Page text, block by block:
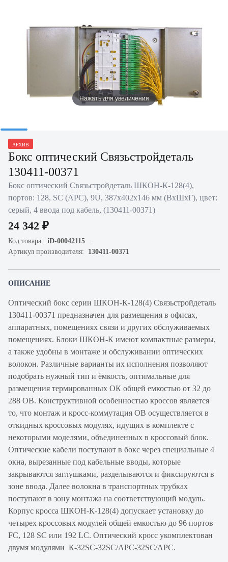
Нажать для увеличения
АРХИВ
Бокс оптический Связьстройдеталь
130411-00371
Бокс оптический Связьстройдеталь ШКОН-К-128(4),
портов: 128, SC (APC), 9U, 387х402х146 мм (ВхШхГ), цвет:
серый, 4 ввода под кабель, (130411-00371)
24 342 ₽
Код товара: iD-00042115
Артикул производителя: 130411-00371
ОПИСАНИЕ
Оптический бокс серии ШКОН-К-128(4) Связьстройдеталь
130411-00371 предназначен для размещения в офисах,
аппаратных, помещениях связи и других обслуживаемых
помещениях. Блоки ШКОН-К имеют компактные размеры,
а также удобны в монтаже и обслуживании оптических
волокон. Различные варианты их исполнения позволяют
подобрать нужный тип и ёмкость, оптимальные для
размещения термированных ОК общей емкостью от 32 до
288 ОВ. Конструктивной особенностью кроссов является
то, что монтаж и кросс-коммутация ОВ осуществляется в
откидных кроссовых модулях, идущих в комплекте с
некоторыми моделями, объединенных в кроссовый блок.
Оптические кабели поступают в бокс через специальные 4
окна, вырезанные под кабельные вводы, которые
закрываются заглушками, разделываются и фиксируются в
зоне ввода. Далее волокна в транспортных трубках
поступают в зону монтажа на соответствующий модуль.
Корпус кросса ШКОН-К-128(4) допускает установку до
четырех кроссовых модулей общей емкостью до 96 портов
FC, 128 SC или 192 LC. Оптический кросс укомплектован
двумя модулями К-32SC-32SC/APC-32SC/APC.